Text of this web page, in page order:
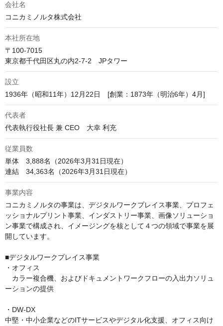
会社名
コニカミノルタ株式会社
本社所在地
〒100-7015
東京都千代田区丸の内2-7-2　JPタワー
設立
1936年（昭和11年）12月22日　[創業：1873年（明治6年）4月]
代表者
代表執行役社長 兼 CEO　大幸 利充
従業員数
単体　3,888名（2026年3月31日現在）
連結　34,363名（2026年3月31日現在）
事業内容
コニカミノルタの事業は、デジタルワークプレイス事業、プロフェ
ッショナルプリント事業、インダストリー事業、画像ソリューショ
ン事業で構成され、イメージングを核として４つの領域で事業を展
開しています。
■デジタルワークプレイス事業
・オフィス
カラー複合機、およびドキュメントワークフローの入出力ソリュ
ーションの提供
・DW-DX
中堅・中小企業などのITサービスやデジタル化支援、オフィス向け